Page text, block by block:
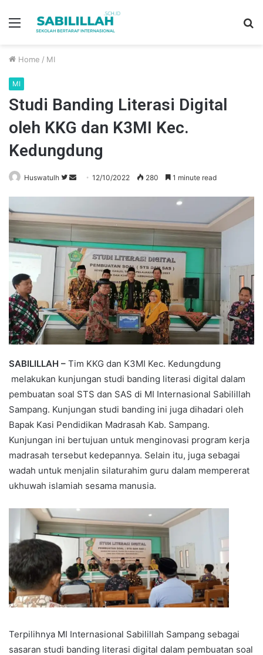
Menu
Home / MI
MI
Studi Banding Literasi Digital
oleh KKG dan K3MI Kec.
Kedungdung
Huswatulh
F
w
o
n
T
w
i
t
t
e
r
d
n
e
m
a
i
l
12/10/2022 280 1 minute read
SABILILLAH – Tim KKG dan K3MI Kec. Kedungdung
melakukan kunjungan studi banding literasi digital dalam
pembuatan soal STS dan SAS di MI Internasional Sabilillah
Sampang. Kunjungan studi banding ini juga dihadari oleh
Bapak Kasi Pendidikan Madrasah Kab. Sampang.
Kunjungan ini bertujuan untuk menginovasi program kerja
madrasah tersebut kedepannya. Selain itu, juga sebagai
wadah untuk menjalin silaturahim guru dalam mempererat
ukhuwah islamiah sesama manusia.
Terpilihnya MI Internasional Sabilillah Sampang sebagai
sasaran studi banding literasi digital dalam pembuatan soal